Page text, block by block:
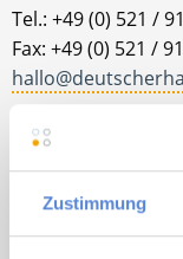
Zustimmung
Tel.: +49 (0) 521 /
Fax: +49 (0) 521 /